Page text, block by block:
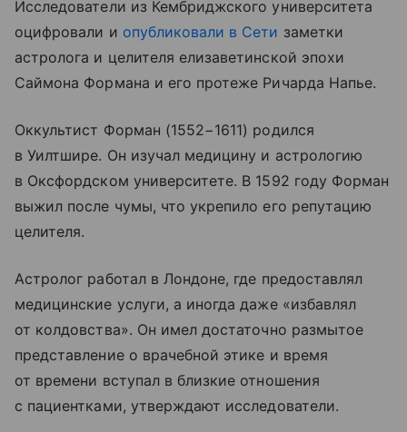
Исследователи из Кембриджского университета
оцифровали и опубликовали в Сети заметки
астролога и целителя елизаветинской эпохи
Саймона Формана и его протеже Ричарда Напье.
Оккультист Форман (1552−1611) родился
в Уилтшире. Он изучал медицину и астрологию
в Оксфордском университете. В 1592 году Форман
выжил после чумы, что укрепило его репутацию
целителя.
Астролог работал в Лондоне, где предоставлял
медицинские услуги, а иногда даже «избавлял
от колдовства». Он имел достаточно размытое
представление о врачебной этике и время
от времени вступал в близкие отношения
с пациентками, утверждают исследователи.